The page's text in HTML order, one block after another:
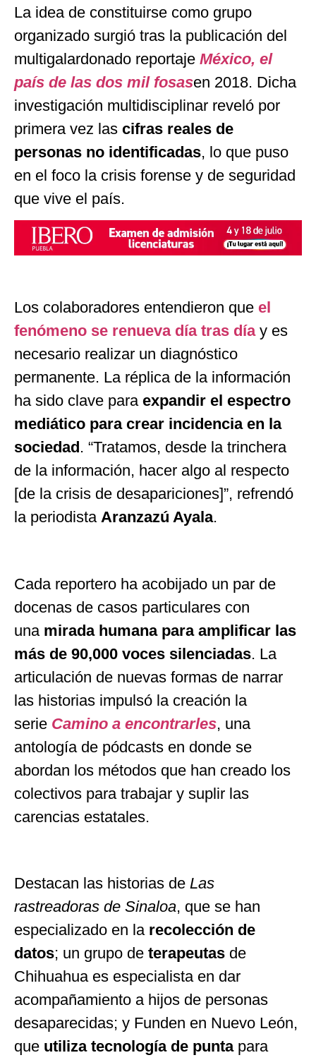
La idea de constituirse como grupo
organizado surgió tras la publicación del
multigalardonado reportaje México, el
país de las dos mil fosasen 2018. Dicha
investigación multidisciplinar reveló por
primera vez las cifras reales de
personas no identificadas, lo que puso
en el foco la crisis forense y de seguridad
que vive el país.
Los colaboradores entendieron que el
fenómeno se renueva día tras díay es
necesario realizar un diagnóstico
permanente. La réplica de la información
ha sido clave para expandir el espectro
mediático para crear incidencia en la
sociedad. “Tratamos, desde la trinchera
de la información, hacer algo al respecto
[de la crisis de desapariciones]”, refrendó
la periodista Aranzazú Ayala.
Cada reportero ha acobijado un par de
docenas de casos particulares con
una mirada humana para amplificar las
más de 90,000 voces silenciadas. La
articulación de nuevas formas de narrar
las historias impulsó la creación la
serie Camino a encontrarles, una
antología de pódcasts en donde se
abordan los métodos que han creado los
colectivos para trabajar y suplir las
carencias estatales.
Destacan las historias de Las
rastreadoras de Sinaloa, que se han
especializado en la recolección de
datos; un grupo de terapeutas de
Chihuahua es especialista en dar
acompañamiento a hijos de personas
desaparecidas; y Funden en Nuevo León,
que utiliza tecnología de puntapara